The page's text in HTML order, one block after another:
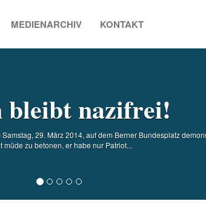
MEDIENARCHIV KONTAKT
bleibt nazifrei!
29. März 2014, auf dem Berner Bundesplatz
müde zu betonen, er habe nur Patriot...